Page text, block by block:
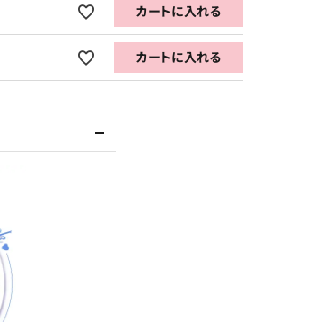
カートに入れる
カートに入れる